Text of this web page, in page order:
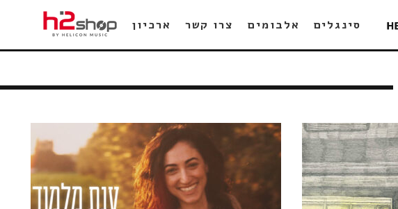
סינגלים אלבומים צרו קשר ארכיון